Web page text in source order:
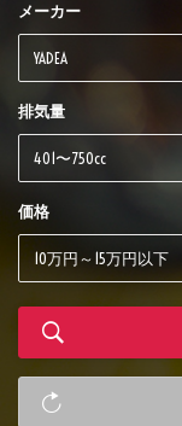
メーカー
排気量
価格